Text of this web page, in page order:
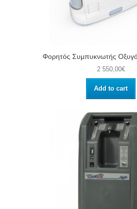
Φορητός Συμπυκνωτής
2 550,00€
Add to cart